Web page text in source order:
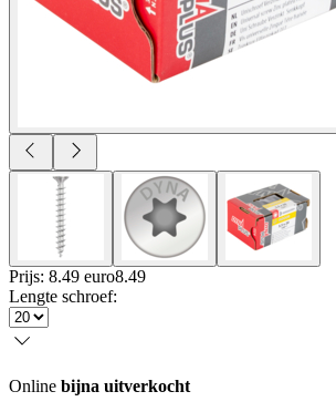
Prijs: 8.49 euro8.49
Lengte schroef:
Online bijna uitverkocht